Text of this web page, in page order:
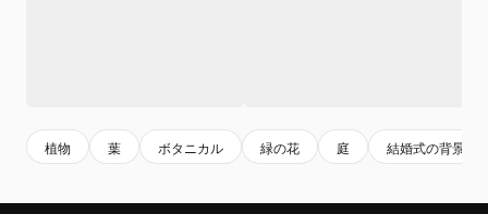
植物 葉 ボタニカル 緑の花 庭 結婚式の背景